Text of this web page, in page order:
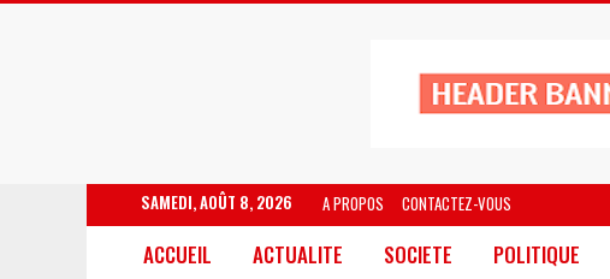
SAMEDI, AOÛT 8, 2026 A PROPOS CONTACTEZ-VOUS
ACCUEIL ACTUALITE SOCIETE POLITIQUE